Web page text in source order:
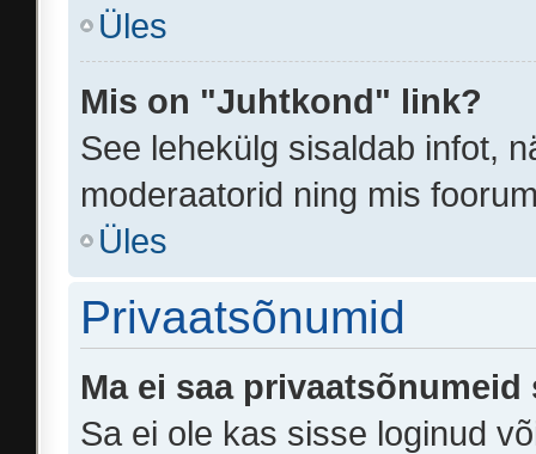
Üles
Mis on "Juhtkond" link?
See lehekülg sisaldab infot,
moderaatorid ning mis
Üles
Privaatsõnumid
Ma ei saa privaatsõnumeid
Sa ei ole kas sisse loginud